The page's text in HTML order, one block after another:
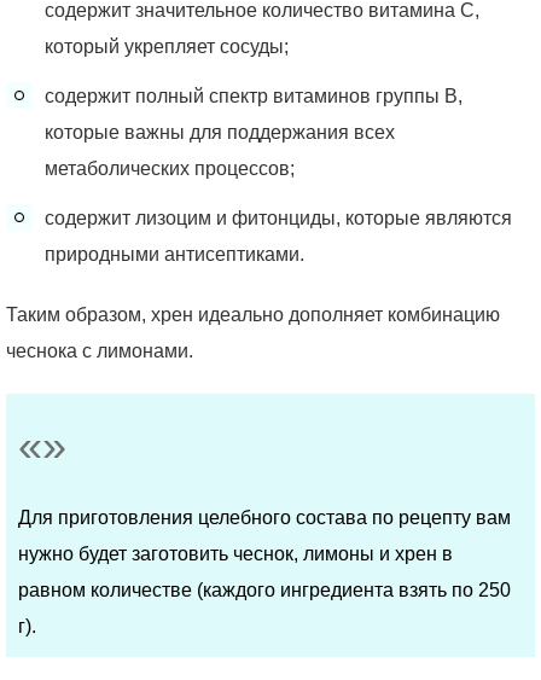
содержит значительное количество витамина С,
который укрепляет сосуды;
содержит полный спектр витаминов группы В,
которые важны для поддержания всех
метаболических процессов;
содержит лизоцим и фитонциды, которые являются
природными антисептиками.
Таким образом, хрен идеально дополняет комбинацию
чеснока с лимонами.
Для приготовления целебного состава по рецепту вам
нужно будет заготовить чеснок, лимоны и хрен в
равном количестве (каждого ингредиента взять по 250
г).